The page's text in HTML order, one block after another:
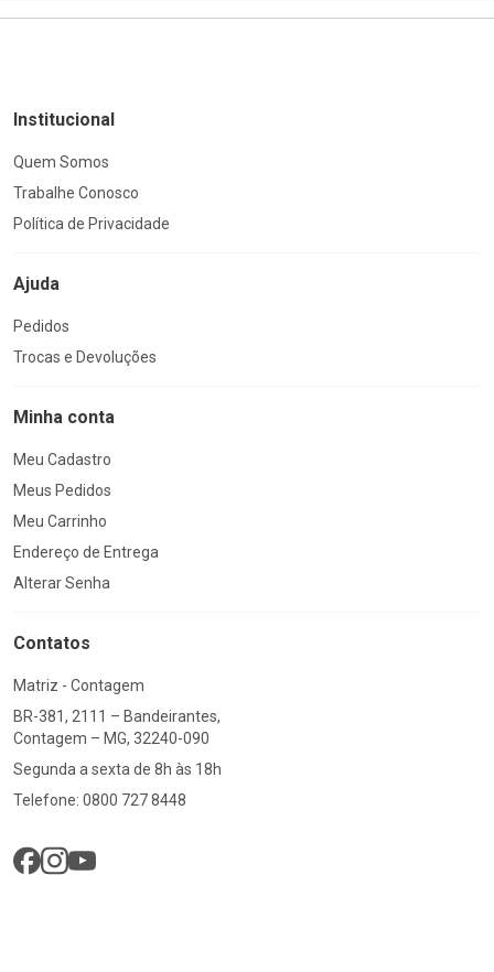
Institucional
Quem Somos
Trabalhe Conosco
Política de Privacidade
Ajuda
Pedidos
Trocas e Devoluções
Minha conta
Meu Cadastro
Meus Pedidos
Meu Carrinho
Endereço de Entrega
Alterar Senha
Contatos
Matriz - Contagem
BR-381, 2111 – Bandeirantes,
Contagem – MG, 32240-090
Segunda a sexta de 8h às 18h
Telefone: 0800 727 8448